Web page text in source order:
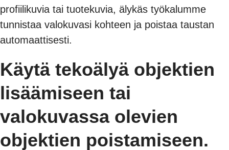
profiilikuvia tai tuotekuvia, älykäs työkalumme
tunnistaa valokuvasi kohteen ja poistaa taustan
automaattisesti.
Käytä tekoälyä objektien
lisäämiseen tai
valokuvassa olevien
objektien poistamiseen.